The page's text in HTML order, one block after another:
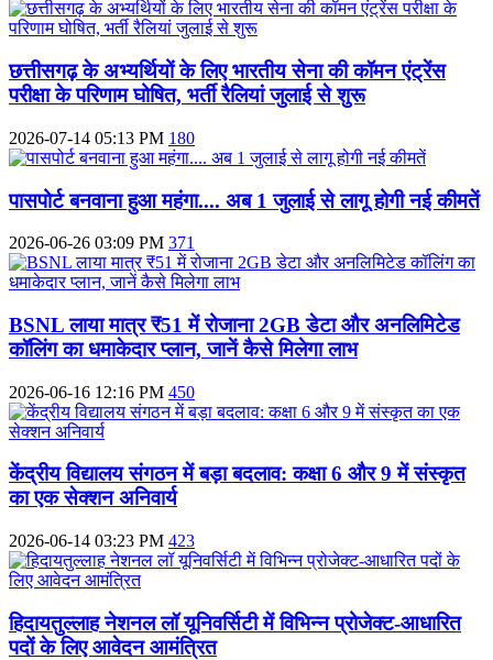
छत्तीसगढ़ के अभ्यर्थियों के लिए भारतीय सेना की कॉमन एंट्रेंस
परीक्षा के परिणाम घोषित, भर्ती रैलियां जुलाई से शुरू
2026-07-14 05:13 PM 180
पासपोर्ट बनवाना हुआ महंगा.... अब 1 जुलाई से लागू होगी नई कीमतें
2026-06-26 03:09 PM 371
BSNL लाया मात्र ₹51 में रोजाना 2GB डेटा और अनलिमिटेड
कॉलिंग का धमाकेदार प्लान, जानें कैसे मिलेगा लाभ
2026-06-16 12:16 PM 450
केंद्रीय विद्यालय संगठन में बड़ा बदलाव: कक्षा 6 और 9 में संस्कृत
का एक सेक्शन अनिवार्य
2026-06-14 03:23 PM 423
हिदायतुल्लाह नेशनल लॉ यूनिवर्सिटी में विभिन्न प्रोजेक्ट-आधारित
पदों के लिए आवेदन आमंत्रित